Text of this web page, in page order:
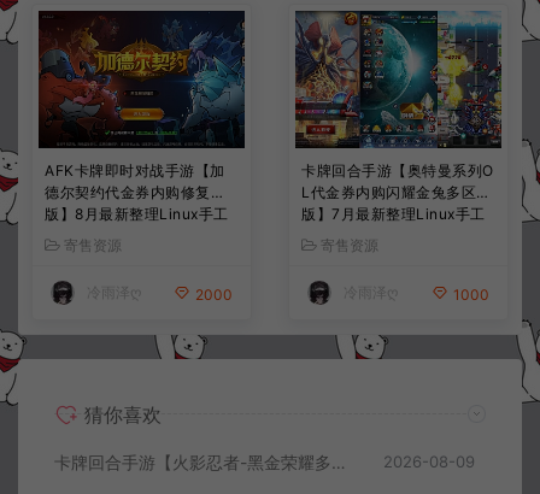
AFK卡牌即时对战手游【加
德尔契约代金券内购修复
版】8月最新整理Linux手工
服务端+前后端全套源码+CD
K授权后台+安卓苹果双端
+详细搭建教程+视频教程
寄售资源
冷雨泽ღ 2000
卡牌回合手游【奥特曼系列O
L代金券内购闪耀金兔多区
版】7月最新整理Linux手工
服务端+加解密工具+CDK授
权后台+安卓+详细搭建教程
+视频教程
寄售资源
冷雨泽ღ 1000
猜你喜欢
卡牌回合手游【火影忍者-黑金荣耀多区跨服平台币内购版】8月最新整理Linux手工服务端+CDK授权后台+安卓+详细搭建教程+视频教程 2026-08-09